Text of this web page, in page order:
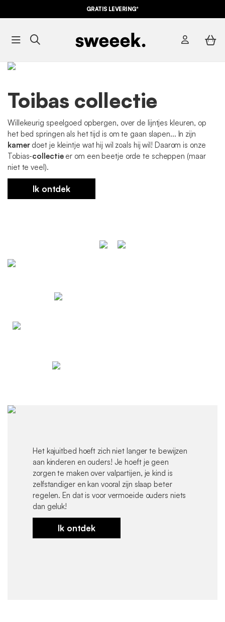
GRATIS LEVERING*
Toibas collectie
Willekeurig speelgoed opbergen, over de lijntjes kleuren, op
het bed springen als het tijd is om te gaan slapen... In zijn
kamerdoet je kleintje wat hij wil zoals hij wil! Daarom is onze
Tobias-collectieer om een beetje orde te scheppen (maar
niet te veel).
Ik ontdek
Het kajuitbed hoeft zich niet langer te bewijzen
aan kinderen en ouders! Je hoeft je geen
zorgen te maken over valpartijen, je kind is
zelfstandiger en kan vooral zijn slaap beter
regelen. En dat is voor vermoeide ouders niets
dan geluk!
Ik ontdek